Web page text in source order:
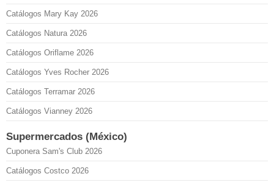
Catálogos Mary Kay 2026
Catálogos Natura 2026
Catálogos Oriflame 2026
Catálogos Yves Rocher 2026
Catálogos Terramar 2026
Catálogos Vianney 2026
Supermercados (México)
Cuponera Sam's Club 2026
Catálogos Costco 2026